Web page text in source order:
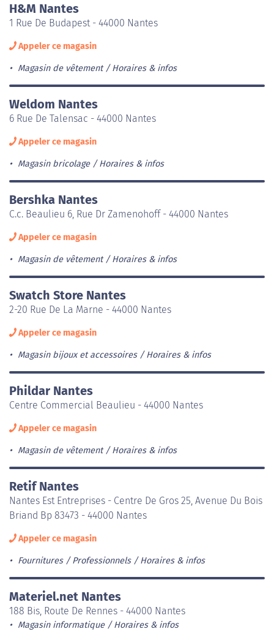
H&M Nantes
1 Rue De Budapest - 44000 Nantes
Appeler ce magasin
Magasin de vêtement Horaires & infos
Weldom Nantes
6 Rue De Talensac - 44000 Nantes
Appeler ce magasin
Magasin bricolage Horaires & infos
Bershka Nantes
C.c. Beaulieu 6, Rue Dr Zamenohoff - 44000 Nantes
Appeler ce magasin
Magasin de vêtement Horaires & infos
Swatch Store Nantes
2-20 Rue De La Marne - 44000 Nantes
Appeler ce magasin
Magasin bijoux et accessoires Horaires & infos
Phildar Nantes
Centre Commercial Beaulieu - 44000 Nantes
Appeler ce magasin
Magasin de vêtement Horaires & infos
Retif Nantes
Nantes Est Entreprises - Centre De Gros 25, Avenue Du Bois
Briand Bp 83473 - 44000 Nantes
Appeler ce magasin
Fournitures / Professionnels Horaires & infos
Materiel.net Nantes
188 Bis, Route De Rennes - 44000 Nantes
Magasin informatique Horaires & infos